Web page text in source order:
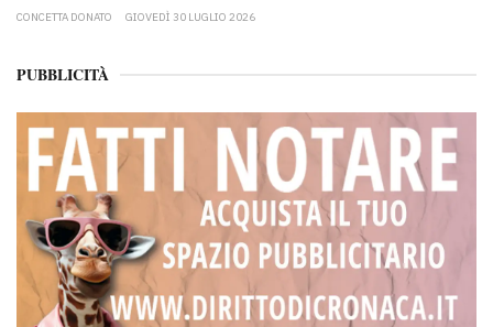
CONCETTA DONATO GIOVEDÌ 30 LUGLIO 2026
PUBBLICITÀ